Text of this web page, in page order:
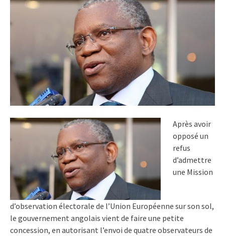
Après avoir
opposé un
refus
d’admettre
une Mission
d’observation électorale de l’Union Européenne sur son sol,
le gouvernement angolais vient de faire une petite
concession, en autorisant l’envoi de quatre observateurs de